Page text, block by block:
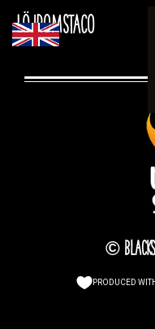
Löjromstaco
©
PRODUCED